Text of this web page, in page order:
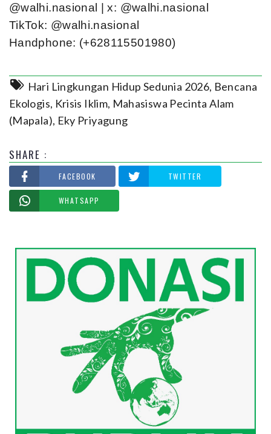
@walhi.nasional | x: @walhi.nasional
TikTok: @walhi.nasional
Handphone: (+628115501980)
Hari Lingkungan Hidup Sedunia 2026, Bencana
Ekologis, Krisis Iklim, Mahasiswa Pecinta Alam
(Mapala), Eky Priyagung
SHARE :
FACEBOOK TWITTER
WHATSAPP